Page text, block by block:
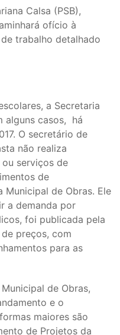
Calsa (PSB),
ofício à
trabalho detalhado
a Secretaria
alguns casos, há
O secretário de
não realiza
serviços de
de
Municipal de Obras. Ele
a demanda por
foi publicada pela
preços, com
para as
de Obras,
e o
maiores são
de Projetos da